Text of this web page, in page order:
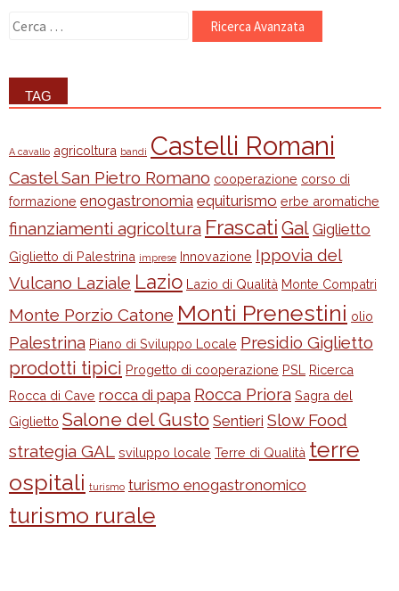
Ricerca
TAG
A cavallo agricoltura bandi Castelli Romani
Castel San Pietro Romano cooperazione corso di
formazione enogastronomia equiturismo erbe aromatiche
finanziamenti agricoltura Frascati Gal Giglietto
Giglietto di Palestrina imprese Innovazione Ippovia del
Vulcano Laziale Lazio Lazio di Qualità Monte Compatri
Monte Porzio Catone Monti Prenestini olio
Palestrina Piano di Sviluppo Locale Presidio Giglietto
prodotti tipici Progetto di cooperazione PSL
Ricerca
Rocca di Cave rocca di papa Rocca Priora Sagra del
Giglietto Salone del Gusto Sentieri Slow Food
strategia GAL sviluppo locale Terre di Qualità terre
ospitali turismo turismo enogastronomico
turismo rurale